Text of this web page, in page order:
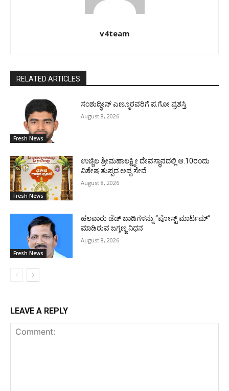
v4team
RELATED ARTICLES
Fresh News
ಸಂಶುದ್ಧೀನ್ ಎಣ್ಮೂರವರಿಗೆ ಪ.ಗೋ ಪ್ರಶಸ್ತಿ
August 8, 2026
Fresh News
ಉಚ್ಚಿಲ ಶ್ರೀಮಹಾಲಕ್ಷ್ಮೀ ದೇವಸ್ಥಾನದಲ್ಲಿ ಆ.10ರಂದು
ವಿಶೇಷ ತುಪ್ಪದ ಅಪ್ಪ ಸೇವೆ
August 8, 2026
Fresh News
ಹಲವಾರು ಡೆಡ್ ಬಾಡಿಗಳನ್ನು “ಪೋಸ್ಟ್ ಮಾರ್ಟಮ್”
ಮಾಡಿರುವ ಜಗ್ಗಣ್ಣ ನಿಧನ
August 8, 2026
LEAVE A REPLY